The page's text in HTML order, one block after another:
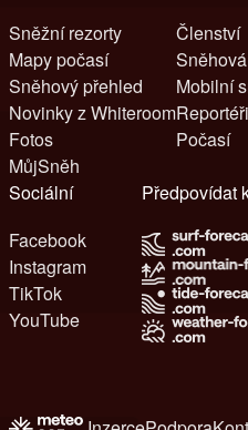
Sněžní rezorty
Mapy počasí
Sněhový přehled
Novinky z Whiteroom
Fotos
MůjSněh
Členství
Mobilní
Reportéři
Počasí
Sociální
Facebook
Instagram
TikTok
YouTube
Předpovídat